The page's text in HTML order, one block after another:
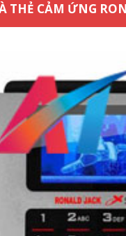
THẺ CẢM ỨNG